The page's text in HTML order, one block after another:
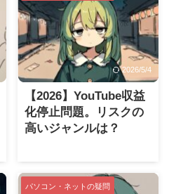
2026/5/4
【2026】YouTube収益
化停止問題。リスクの
高いジャンルは？
パソコン・ネットの疑問